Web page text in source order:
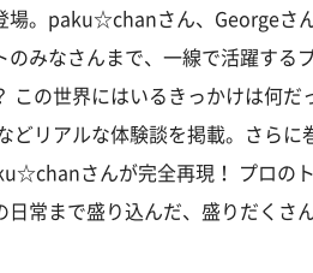
場。paku☆chanさん、Georgeさ
のみなさんまで、一線で活躍する
この世界にはいるきっかけは何だ
どリアルな体験談を掲載。さらに
さんが完全再現！ プロの
日常まで盛り込んだ、盛りだくさ